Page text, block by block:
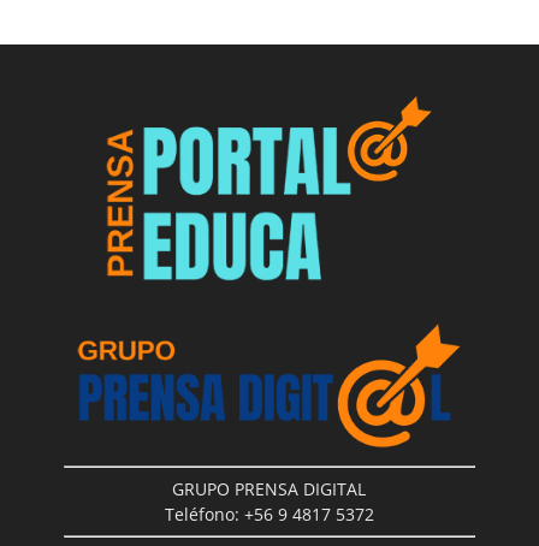
GRUPO PRENSA DIGITAL
Teléfono: +56 9 4817 5372